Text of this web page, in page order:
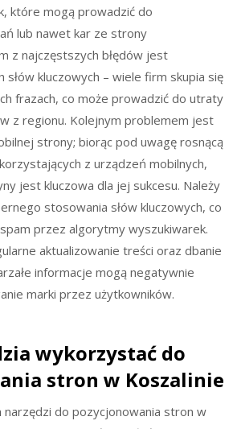
które mogą prowadzić do
lub nawet kar ze strony
z najczęstszych błędów jest
słów kluczowych – wiele firm skupia się
frazach, co może prowadzić do utraty
z regionu. Kolejnym problemem jest
strony; biorąc pod uwagę rosnącą
z urządzeń mobilnych,
jest kluczowa dla jej sukcesu. Należy
stosowania słów kluczowych, co
przez algorytmy wyszukiwarek.
aktualizowanie treści oraz dbanie
informacje mogą negatywnie
marki przez użytkowników.
wykorzystać do
stron w Koszalinie
do pozycjonowania stron w